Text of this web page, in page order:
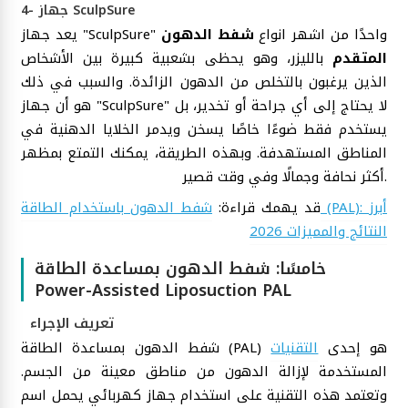
4- جهاز SculpSure
يعد جهاز "SculpSure" واحدًا من اشهر انواع شفط الدهون
المتقدم بالليزر، وهو يحظى بشعبية كبيرة بين الأشخاص
الذين يرغبون بالتخلص من الدهون الزائدة. والسبب في ذلك
هو أن جهاز "SculpSure" لا يحتاج إلى أي جراحة أو تخدير، بل
يستخدم فقط ضوءًا خاصًا يسخن ويدمر الخلايا الدهنية في
المناطق المستهدفة. وبهذه الطريقة، يمكنك التمتع بمظهر
أكثر نحافة وجمالًا وفي وقت قصير.
قد يهمك قراءة: شفط الدهون باستخدام الطاقة (PAL): أبرز
النتائج والمميزات 2026
خامسًا: شفط الدهون بمساعدة الطاقة
Power-Assisted Liposuction PAL
تعريف الإجراء
شفط الدهون بمساعدة الطاقة (PAL) هو إحدىالتقنيات
المستخدمة لإزالة الدهون من مناطق معينة من الجسم.
وتعتمد هذه التقنية على استخدام جهاز كهربائي يحمل اسم